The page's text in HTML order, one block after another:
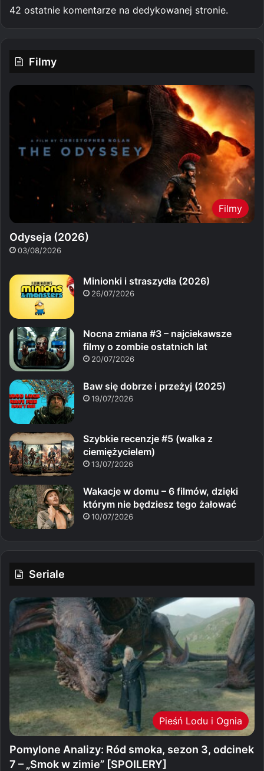
42 ostatnie komentarze na dedykowanej stronie.
Filmy
Filmy
Odyseja (2026)
03/08/2026
Minionki i straszydła (2026)
26/07/2026
Nocna zmiana #3 – najciekawsze
filmy o zombie ostatnich lat
20/07/2026
Baw się dobrze i przeżyj (2025)
19/07/2026
Szybkie recenzje #5 (walka z
ciemiężycielem)
13/07/2026
Wakacje w domu – 6 filmów, dzięki
którym nie będziesz tego żałować
10/07/2026
Seriale
Pieśń Lodu i Ognia
Pomylone Analizy: Ród smoka, sezon 3, odcinek
7 – „Smok w zimie” [SPOILERY]